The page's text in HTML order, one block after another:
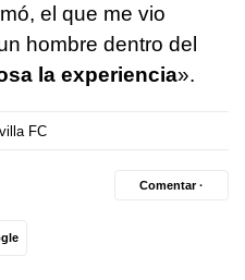
el que me vio
hombre dentro del
la experiencia».
FC
Comentar ·